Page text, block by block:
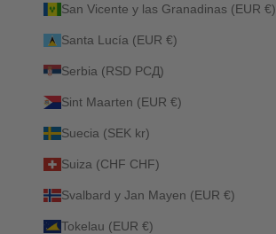
San Vicente y las Granadinas (EUR €)
Santa Lucía (EUR €)
Serbia (RSD РСД)
Sint Maarten (EUR €)
Suecia (SEK kr)
Suiza (CHF CHF)
Svalbard y Jan Mayen (EUR €)
Tokelau (EUR €)